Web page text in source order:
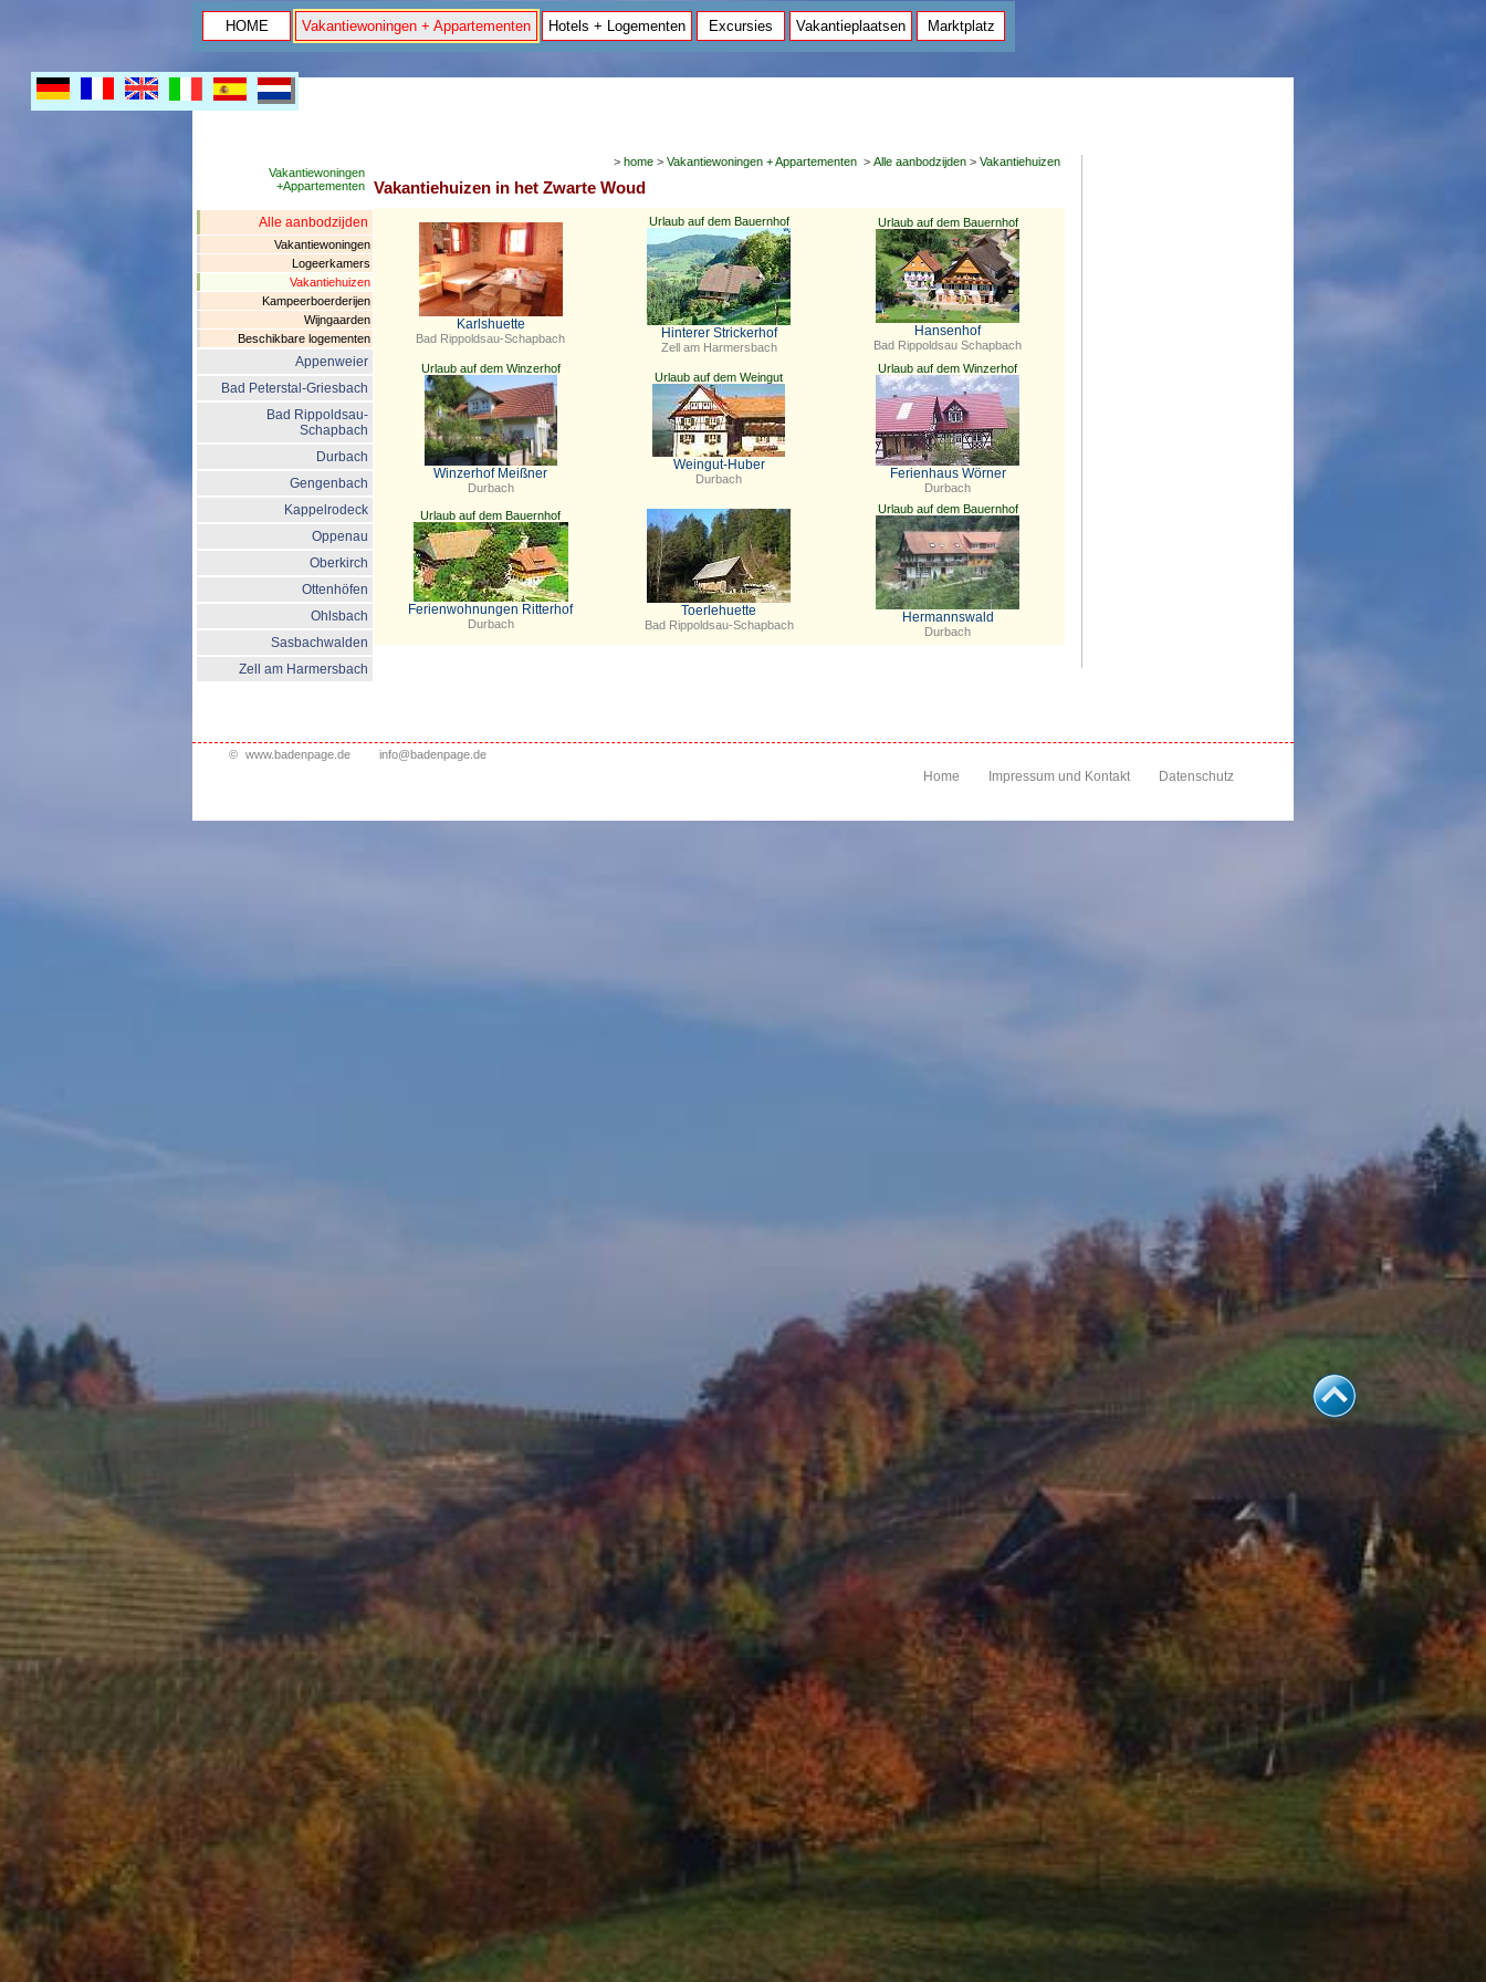
HOME Vakantiewoningen + Appartementen Hotels + Logementen Excursies Vakantieplaatsen Marktplatz
Vakantiewoningen
+Appartementen
Alle aanbodzijden
Vakantiewoningen
Logeerkamers
Vakantiehuizen
Kampeerboerderijen
Wijngaarden
Beschikbare logementen
Appenweier
Bad Peterstal-Griesbach
Bad Rippoldsau-
Schapbach
Durbach
Gengenbach
Kappelrodeck
Oppenau
Oberkirch
Ottenhöfen
Ohlsbach
Sasbachwalden
Zell am Harmersbach
> home> Vakantiewoningen + Appartementen > Alle aanbodzijden> Vakantiehuizen
Vakantiehuizen in het Zwarte Woud
Karlshuette
Bad Rippoldsau-Schapbach
Urlaub auf dem Bauernhof
Hinterer Strickerhof
Zell am Harmersbach
Urlaub auf dem Bauernhof
Hansenhof
Bad Rippoldsau Schapbach
Urlaub auf dem Winzerhof
Winzerhof Meißner
Durbach
Urlaub auf dem Weingut
Weingut-Huber
Durbach
Urlaub auf dem Winzerhof
Ferienhaus Wörner
Durbach
Urlaub auf dem Bauernhof
Ferienwohnungen Ritterhof
Durbach
Toerlehuette
Bad Rippoldsau-Schapbach
Urlaub auf dem Bauernhof
Hermannswald
Durbach
© www.badenpage.de info@badenpage.de
Home Impressum und Kontakt Datenschutz